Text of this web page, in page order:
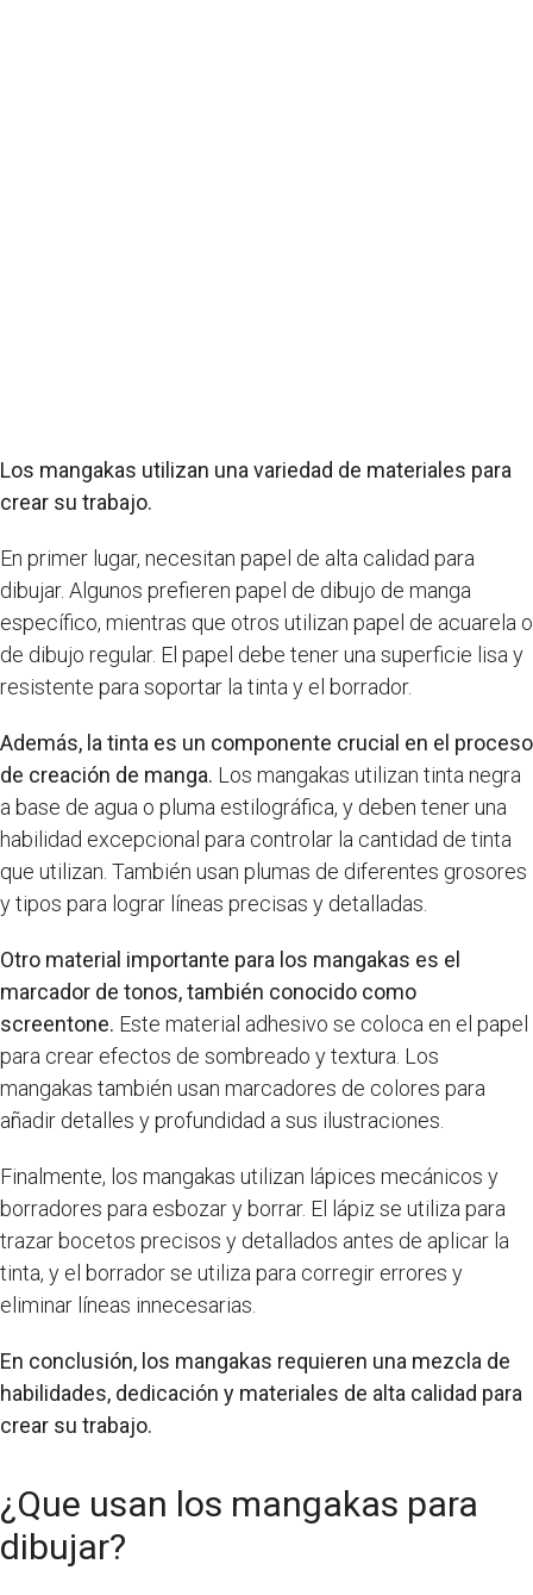
Los mangakas utilizan una variedad de materiales para
crear su trabajo.
En primer lugar, necesitan papel de alta calidad para
dibujar. Algunos prefieren papel de dibujo de manga
específico, mientras que otros utilizan papel de acuarela o
de dibujo regular. El papel debe tener una superficie lisa y
resistente para soportar la tinta y el borrador.
Además, la tinta es un componente crucial en el proceso
de creación de manga. Los mangakas utilizan tinta negra
a base de agua o pluma estilográfica, y deben tener una
habilidad excepcional para controlar la cantidad de tinta
que utilizan. También usan plumas de diferentes grosores
y tipos para lograr líneas precisas y detalladas.
Otro material importante para los mangakas es el
marcador de tonos, también conocido como
screentone. Este material adhesivo se coloca en el papel
para crear efectos de sombreado y textura. Los
mangakas también usan marcadores de colores para
añadir detalles y profundidad a sus ilustraciones.
Finalmente, los mangakas utilizan lápices mecánicos y
borradores para esbozar y borrar. El lápiz se utiliza para
trazar bocetos precisos y detallados antes de aplicar la
tinta, y el borrador se utiliza para corregir errores y
eliminar líneas innecesarias.
En conclusión, los mangakas requieren una mezcla de
habilidades, dedicación y materiales de alta calidad para
crear su trabajo.
¿Que usan los mangakas para
dibujar?